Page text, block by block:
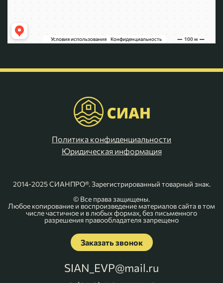
Политика конфиденциальности
Юридическая информация
2014-2025 СИАНПРО®. Зарегистрированный товарный знак.
© Все права защищены.
Любое копирование и воспроизведение материалов сайта в том
числе частичное и в любых формах, без письменного
разрешения правообладателя запрещено
Заказать звонок
SIAN_EVP@mail.ru